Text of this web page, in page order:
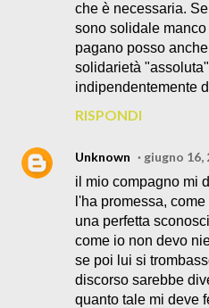
che è necessaria.
sono solidale
pagano posso
solidarietà
indipendentemente
RISPONDI
Unknown
giugno 16,
il mio compagno mi
l'ha promessa,
una perfetta
come io non devo
se poi lui si
discorso sarebbe
quanto tale mi deve